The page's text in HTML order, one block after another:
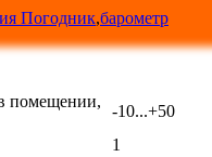
Погодник,барометр
помещении,
-10...+50
1